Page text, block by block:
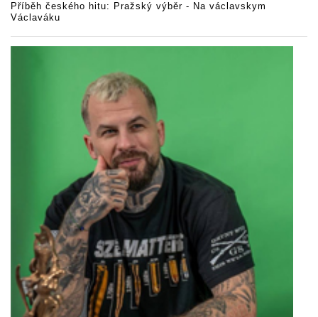
Příběh českého hitu: Pražský výběr - Na václavskym
Václaváku